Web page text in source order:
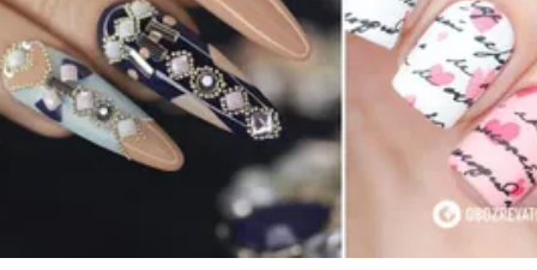
Społeczeństwo
Wojna na Ukrainie
Jedzenie